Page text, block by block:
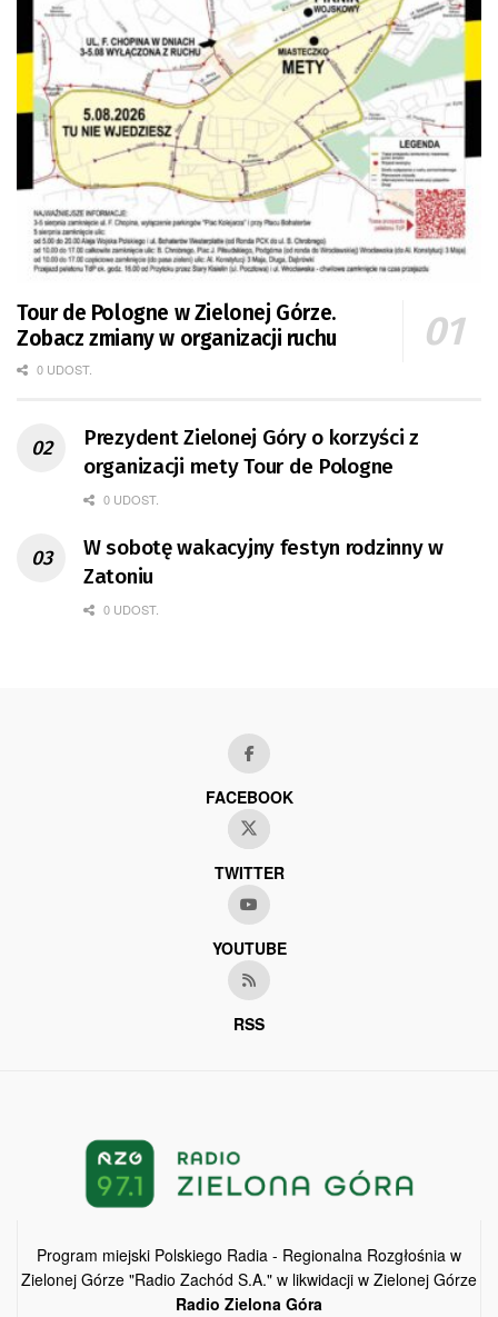
Tour de Pologne w Zielonej Górze.
Zobacz zmiany w organizacji ruchu
0 UDOST.
Prezydent Zielonej Góry o korzyści z
organizacji mety Tour de Pologne
0 UDOST.
W sobotę wakacyjny festyn rodzinny w
Zatoniu
0 UDOST.
FACEBOOK
TWITTER
YOUTUBE
RSS
Program miejski Polskiego Radia - Regionalna Rozgłośnia w
Zielonej Górze "Radio Zachód S.A." w likwidacji w Zielonej Górze
Radio Zielona Góra